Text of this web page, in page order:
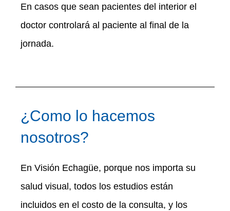
En casos que sean pacientes del interior el
doctor controlará al paciente al final de la
jornada.
¿Como lo hacemos
nosotros?
En Visión Echagüe, porque nos importa su
salud visual, todos los estudios están
incluidos en el costo de la consulta, y los